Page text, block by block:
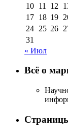
10 11 12
17 18 19
24 25 26
31
« Июл
Всё о